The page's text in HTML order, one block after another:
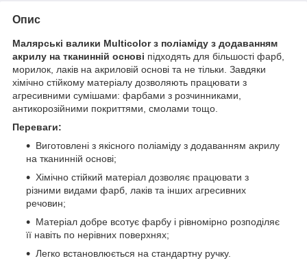
Опис
Малярські валики Multicolor з поліаміду з додаванням
акрилу на тканинній основі підходять для більшості фарб,
морилок, лаків на акриловій основі та не тільки. Завдяки
хімічно стійкому матеріалу дозволяють працювати з
агресивними сумішами: фарбами з розчинниками,
антикорозійними покриттями, смолами тощо.
Переваги:
Виготовлені з якісного поліаміду з додаванням акрилу
на тканинній основі;
Хімічно стійкий матеріал дозволяє працювати з
різними видами фарб, лаків та інших агресивних
речовин;
Матеріал добре всотує фарбу і рівномірно розподіляє
її навіть по нерівних поверхнях;
Легко встановлюється на стандартну ручку.